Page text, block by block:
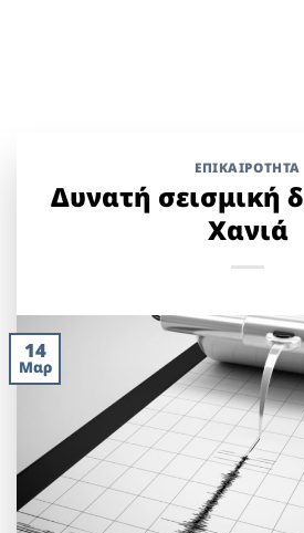
ΕΠΙΚΑΙΡΟΤΗΤΑ
Δυνατή σεισμική
Χανιά
14
Μαρ